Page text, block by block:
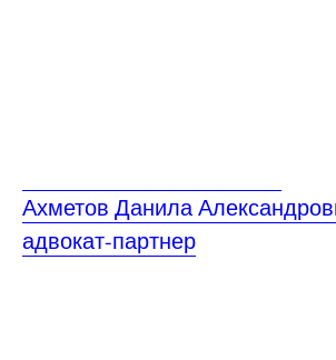
Ахметов Данила
адвокат-партнер